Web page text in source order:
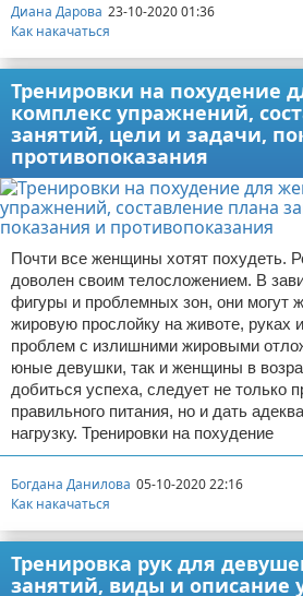
Диана Дарова 23-10-2020 01:36
Как накачаться
Тренировки на похудение
комплекс упражнений,
занятий, цели и задачи,
противопоказания
Почти все женщины хотят похудеть.
доволен своим телосложением. В
фигуры и проблемных зон, они могут
жировую прослойку на животе, руках
проблем с излишними жировыми
юные девушки, так и женщины в
добиться успеха, следует не только
правильного питания, но и дать
нагрузку. Тренировки на похудение
Богдана Данилова 05-10-2020 22:16
Как накачаться
Тренировка рук для
занятий, виды и описание